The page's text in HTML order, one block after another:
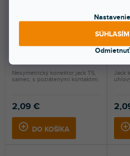
Nastavenie
Odmietnuť
SÚHLASÍM
2,09 €
DO KOŠÍKA
Nesymetrický konektor jack TS,
samec, s pozlátenými kontaktmi.
Jack